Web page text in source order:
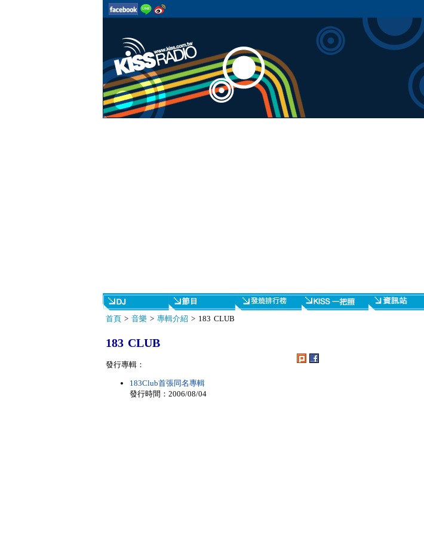
首頁> 音樂> 專輯介紹 > 183 CLUB
183 CLUB
發行專輯：
183Club首張同名專輯
發行時間：2006/08/04